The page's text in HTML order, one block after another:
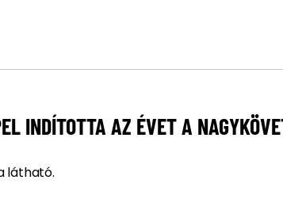
INDÍTOTTA AZ ÉVET A
látható.